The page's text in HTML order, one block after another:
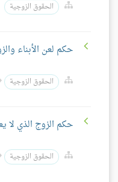
الحقوق الزوجية
حكم لعن الأبناء
الحقوق الزوجية
حكم الزوج الذي لا
الحقوق الزوجية